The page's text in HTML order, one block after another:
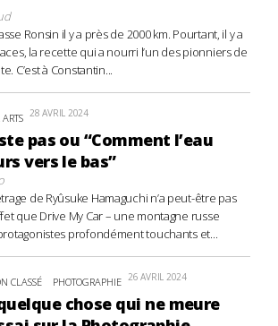
Ronsin il y a près de 2000 km. Pourtant, il y a
la recette qui a nourri l’un des pionniers de
C’est à Constantin...
28 AVRIL 2024
pas ou “Comment l’eau
vers le bas”
de Ryûsuke Hamaguchi n’a peut-être pas
que Drive My Car – une montagne russe
profondément touchants et...
CLASSÉ PHOTOGRAPHIE 26 AVRIL 2024
chose qui ne meure